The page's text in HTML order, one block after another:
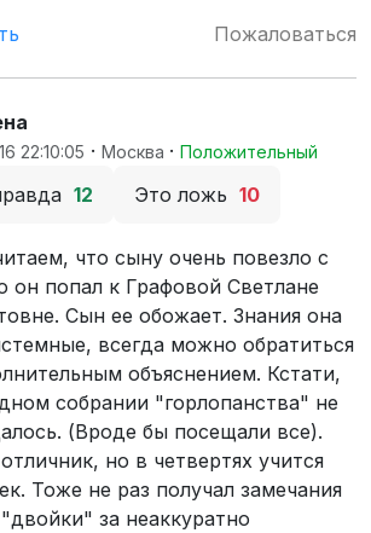
Пожаловаться
22:10:05 · Москва · Положительный
12 Это ложь 10
что сыну очень повезло с
он попал к Графовой Светлане
Сын ее обожает. Знания она
всегда можно обратиться
объяснением. Кстати,
собрании "горлопанства" не
(Вроде бы посещали все).
но в четвертях учится
Тоже не раз получал замечания
за неаккуратно